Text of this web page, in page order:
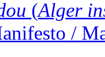
(Alger
/